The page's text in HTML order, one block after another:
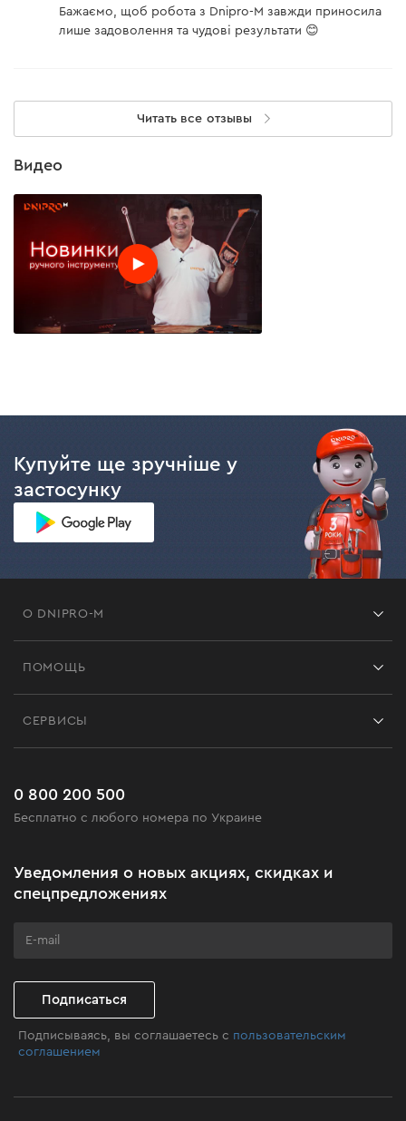
Бажаємо, щоб робота з Dnipro-M завжди приносила
лише задоволення та чудові результати 😊
Читать все отзывы
Видео
Купуйте ще зручніше у
застосунку
О DNIPRO-M
Черная пятница
Клуб мастерства
ПОМОЩЬ
Часто задаваемые вопросы
СЕРВИСЫ
0 800 200 500
Бесплатно с любого номера по Украине
Уведомления о новых акциях, скидках и
спецпредложениях
Подписаться
Подписываясь, вы соглашаетесь с пользовательским
соглашением